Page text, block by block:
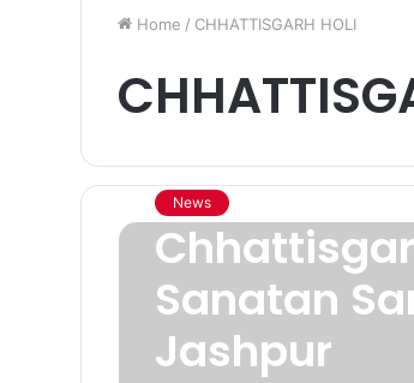
Home / CHHATTISGARH HOLI
News
Sanatan
Jashpur